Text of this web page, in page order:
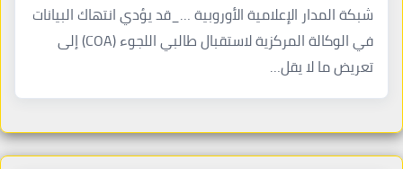
شبكة المدار الإعلامية الأوروبية …_قد يؤدي انتهاك البيانات
في الوكالة المركزية لاستقبال طالبي اللجوء (COA) إلى
تعريض ما لا يقل…